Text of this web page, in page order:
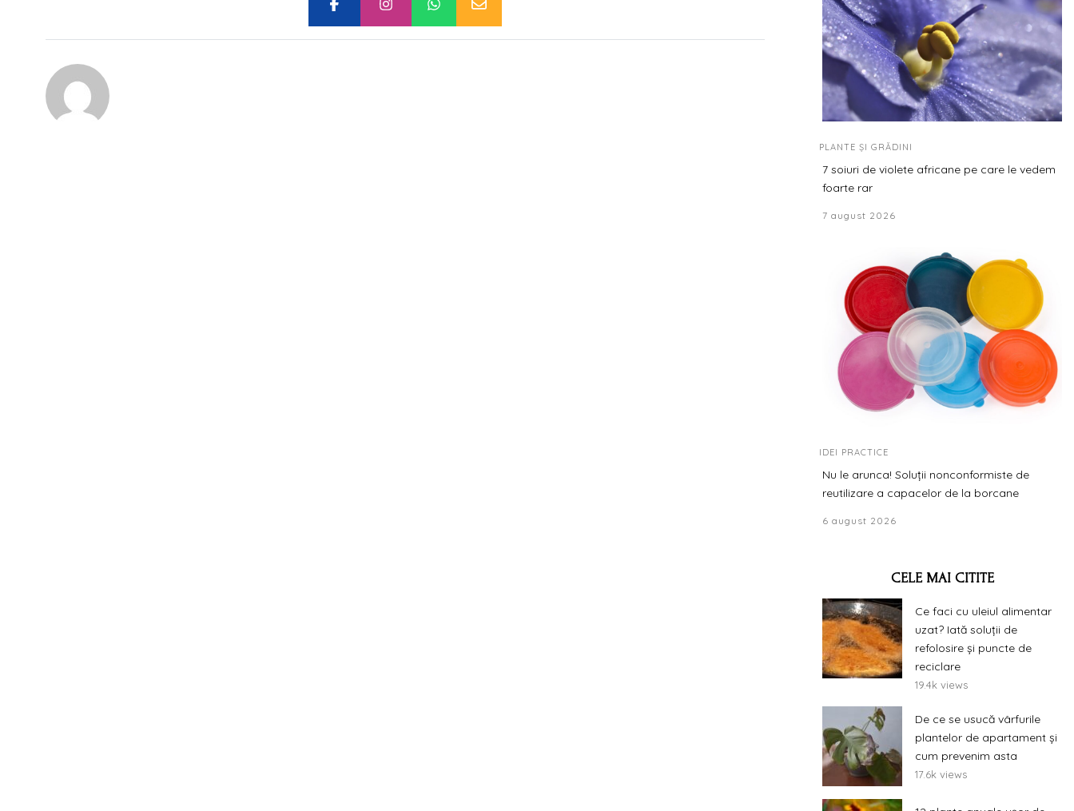
PLANTE ȘI GRĂDINI
7 soiuri de violete africane pe care le vedem
foarte rar
7 august 2026
IDEI PRACTICE
Nu le arunca! Soluții nonconformiste de
reutilizare a capacelor de la borcane
6 august 2026
CELE MAI CITITE
Ce faci cu uleiul alimentar
uzat? Iată soluții de
refolosire și puncte de
reciclare
19.4k views
De ce se usucă vârfurile
plantelor de apartament și
cum prevenim asta
17.6k views